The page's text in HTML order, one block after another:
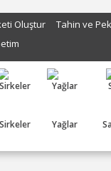
Oluştur Tahin ve
Sirkeler Yağlar